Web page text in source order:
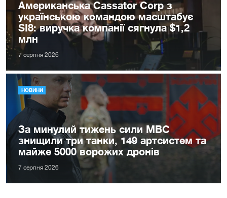
Американська Cassator Corp з
українською командою масштабує
SI8: виручка компанії сягнула $1,2
млн
7 серпня 2026
НОВИНИ
За минулий тижень сили МВС
знищили три танки, 149 артсистем та
майже 5000 ворожих дронів
7 серпня 2026